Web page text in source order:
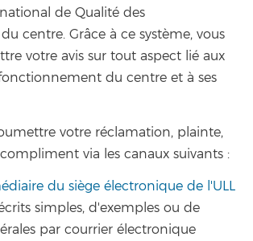
de Qualité des
centre. Grâce à ce système, vous
votre avis sur tout aspect lié aux
du centre et à ses
votre réclamation, plainte,
via les canaux suivants :
du siège électronique de l'ULL
simples, d'exemples ou de
par courrier électronique